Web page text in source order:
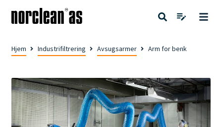
Hjem Industrifiltrering Avsugsarmer Arm for benk